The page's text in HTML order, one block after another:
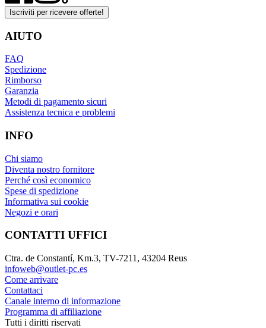
Iscriviti per ricevere offerte!
AIUTO
FAQ
Spedizione
Rimborso
Garanzia
Metodi di pagamento sicuri
Assistenza tecnica e problemi
INFO
Chi siamo
Diventa nostro fornitore
Perché così economico
Spese di spedizione
Informativa sui cookie
Negozi e orari
CONTATTI UFFICI
Ctra. de Constantí, Km.3, TV-7211, 43204 Reus
infoweb@outlet-pc.es
Come arrivare
Contattaci
Canale interno di informazione
Programma di affiliazione
Tutti i diritti riservati